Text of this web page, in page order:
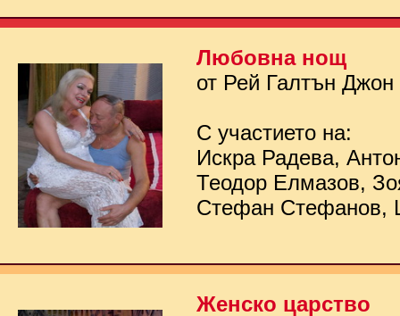
Любовна нощ
от Рей Галтън Джон
С участието на:
Искра Радева,
Теодор Елмазов,
Стефан Стефанов,
Женско царство